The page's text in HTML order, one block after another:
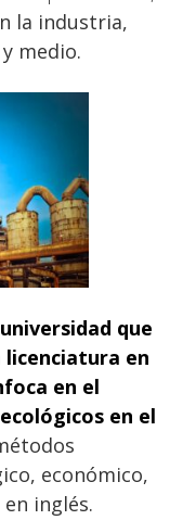
la industria,
medio.
universidad que
en
en el
en el
económico,
inglés.